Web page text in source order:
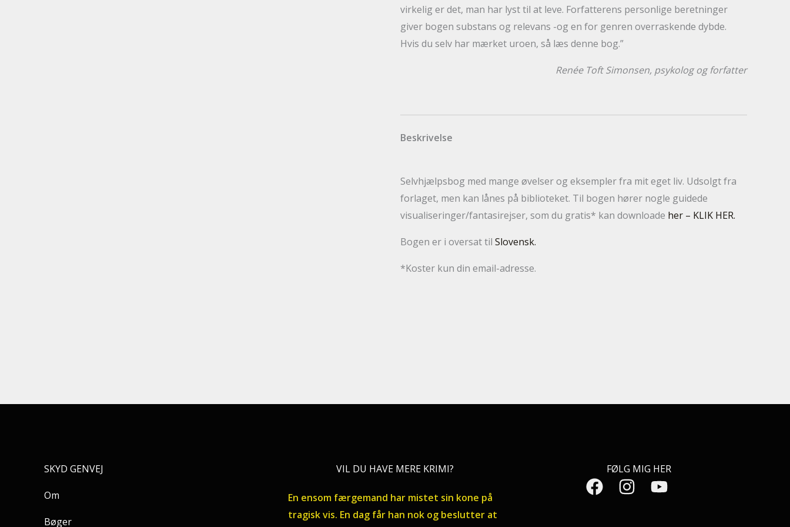
virkelig er det, man har lyst til at leve. Forfatterens personlige beretninger
giver bogen substans og relevans -og en for genren overraskende dybde.
Hvis du selv har mærket uroen, så læs denne bog.”
Renée Toft Simonsen, psykolog og forfatter
Beskrivelse
Selvhjælpsbog med mange øvelser og eksempler fra mit eget liv. Udsolgt fra
forlaget, men kan lånes på biblioteket. Til bogen hører nogle guidede
visualiseringer/fantasirejser, som du gratis* kan downloade her – KLIK HER.
Bogen er i oversat til Slovensk.
*Koster kun din email-adresse.
SKYD GENVEJ
Om
Bøger
VIL DU HAVE MERE KRIMI?
En ensom færgemand har mistet sin kone på
tragisk vis. En dag får han nok og beslutter at
FØLG MIG HER